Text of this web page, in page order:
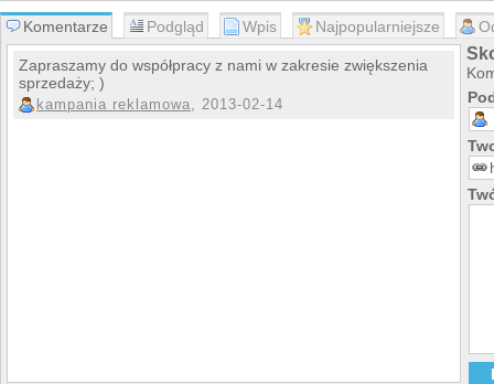
Komentarze Podgląd Wpis Najpopularniejsze
Zapraszamy do współpracy z nami w zakresie zwiększenia
sprzedaży; )
kampania reklamowa, 2013-02-14